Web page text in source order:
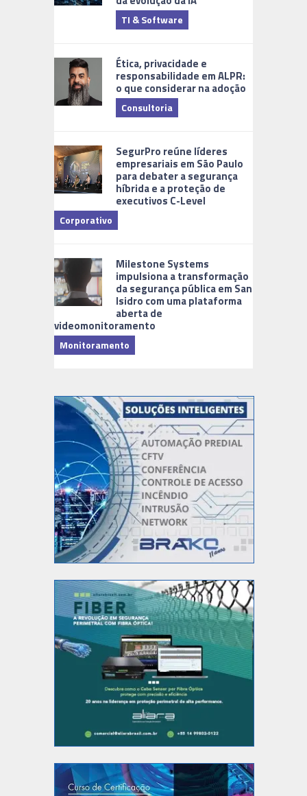
TI & Software
Ética, privacidade e
responsabilidade em ALPR:
o que considerar na adoção
Consultoria
SegurPro reúne líderes
empresariais em São Paulo
para debater a segurança
híbrida e a proteção de
executivos C-Level
Corporativo
Milestone Systems
impulsiona a transformação
da segurança pública em San
Isidro com uma plataforma
aberta de
videomonitoramento
Monitoramento